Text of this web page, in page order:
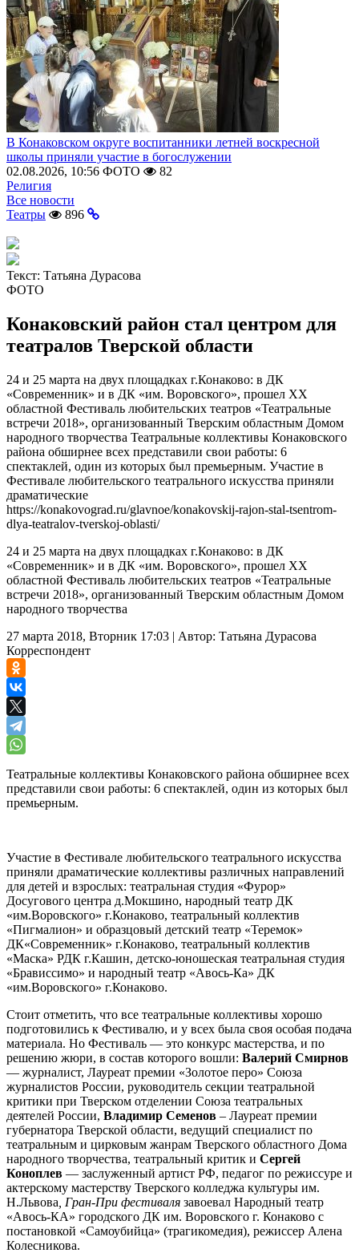
В Конаковском округе воспитанники летней воскресной
школы приняли участие в богослужении
02.08.2026, 10:56 ФОТО
82
Религия
Все новости
Театры
896
Текст: Татьяна Дурасова
ФОТО
Конаковский район стал центром для
театралов Тверской области
24 и 25 марта на двух площадках г.Конаково: в ДК
«Современник» и в ДК «им. Воровского», прошел XX
областной Фестиваль любительских театров «Театральные
встречи 2018», организованный Тверским областным Домом
народного творчества Театральные коллективы Конаковского
района обширнее всех представили свои работы: 6
спектаклей, один из которых был премьерным. Участие в
Фестивале любительского театрального искусства приняли
драматические
https://konakovograd.ru/glavnoe/konakovskij-rajon-stal-tsentrom-
dlya-teatralov-tverskoj-oblasti/
24 и 25 марта на двух площадках г.Конаково: в ДК
«Современник» и в ДК «им. Воровского», прошел XX
областной Фестиваль любительских театров «Театральные
встречи 2018», организованный Тверским областным Домом
народного творчества
27 марта 2018, Вторник 17:03 | Автор: Татьяна Дурасова
Корреспондент
Театральные коллективы Конаковского района обширнее всех
представили свои работы: 6 спектаклей, один из которых был
премьерным.
Участие в Фестивале любительского театрального искусства
приняли драматические коллективы различных направлений
для детей и взрослых: театральная студия «Фурор»
Досугового центра д.Мокшино, народный театр ДК
«им.Воровского» г.Конаково, театральный коллектив
«Пигмалион» и образцовый детский театр «Теремок»
ДК«Современник» г.Конаково, театральный коллектив
«Маска» РДК г.Кашин, детско-юношеская театральная студия
«Брависсимо» и народный театр «Авось-Ка» ДК
«им.Воровского» г.Конаково.
Стоит отметить, что все театральные коллективы хорошо
подготовились к Фестивалю, и у всех была своя особая подача
материала. Но Фестиваль — это конкурс мастерства, и по
решению жюри, в состав которого вошли: Валерий Смирнов
— журналист, Лауреат премии «Золотое перо» Союза
журналистов России, руководитель секции театральной
критики при Тверском отделении Союза театральных
деятелей России, Владимир Семенов – Лауреат премии
губернатора Тверской области, ведущий специалист по
театральным и цирковым жанрам Тверского областного Дома
народного творчества, театральный критик и Сергей
Коноплев — заслуженный артист РФ, педагог по режиссуре и
актерскому мастерству Тверского колледжа культуры им.
Н.Львова , Гран-При фестиваля завоевал Народный театр
«Авось-КА» городского ДК им. Воровского г. Конаково с
постановкой «Самоубийца» (трагикомедия), режиссер Алена
Колесникова.